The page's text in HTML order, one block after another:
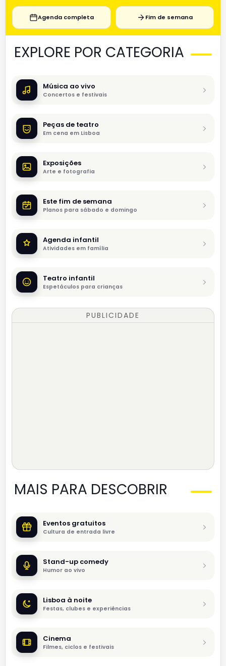
Agenda completa Fim de semana
EXPLORE POR CATEGORIA
Música ao vivo
Concertos e festivais
Peças de teatro
Em cena em Lisboa
Exposições
Arte e fotografia
Este fim de semana
Planos para sábado e domingo
Agenda infantil
Atividades em família
Teatro infantil
Espetáculos para crianças
PUBLICIDADE
MAIS PARA DESCOBRIR
Eventos gratuitos
Cultura de entrada livre
Stand-up comedy
Humor ao vivo
Lisboa à noite
Festas, clubes e experiências
Cinema
Filmes, ciclos e festivais